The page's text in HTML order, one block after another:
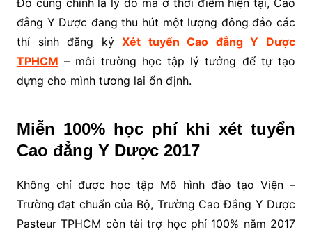
đẳng Y Dược đang thu hút một lượng đông đảo các
thí sinh đăng kýXét tuyển Cao đẳng Y Dược
TPHCM – môi trường học tập lý tưởng để tự tạo
dựng cho mình tương lai ổn định.
Miễn 100% học phí khi xét tuyển
Cao đẳng Y Dược 2017
Không chỉ được học tập Mô hình đào tạo Viện –
Trường đạt chuẩn của Bộ, Trường Cao Đẳng Y Dược
Pasteur TPHCM còn tài trợ học phí 100% năm 2017